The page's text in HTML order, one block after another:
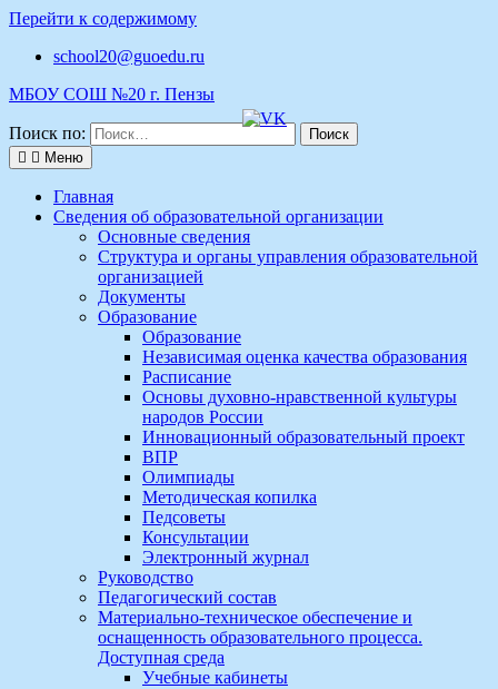
Перейти к содержимому
school20@guoedu.ru
МБОУ СОШ №20 г. Пензы
Поиск по:
Меню
Главная
Сведения об образовательной организации
Основные сведения
Структура и органы управления образовательной
организацией
Документы
Образование
Образование
Независимая оценка качества образования
Расписание
Основы духовно-нравственной культуры
народов России
Инновационный образовательный проект
ВПР
Олимпиады
Методическая копилка
Педсоветы
Консультации
Электронный журнал
Руководство
Педагогический состав
Материально-техническое обеспечение и
оснащенность образовательного процесса.
Доступная среда
Учебные кабинеты